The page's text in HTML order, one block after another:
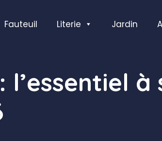
Fauteuil Literie Jardin
l’essentiel à